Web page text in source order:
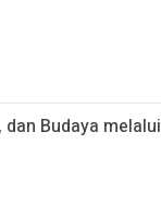
Budaya melalui